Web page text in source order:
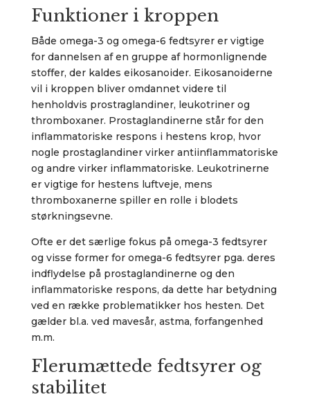
Funktioner i kroppen
Både omega-3 og omega-6 fedtsyrer er vigtige
for dannelsen af en gruppe af hormonlignende
stoffer, der kaldes eikosanoider. Eikosanoiderne
vil i kroppen bliver omdannet videre til
henholdvis prostraglandiner, leukotriner og
thromboxaner. Prostaglandinerne står for den
inflammatoriske respons i hestens krop, hvor
nogle prostaglandiner virker antiinflammatoriske
og andre virker inflammatoriske. Leukotrinerne
er vigtige for hestens luftveje, mens
thromboxanerne spiller en rolle i blodets
størkningsevne.
Ofte er det særlige fokus på omega-3 fedtsyrer
og visse former for omega-6 fedtsyrer pga. deres
indflydelse på prostaglandinerne og den
inflammatoriske respons, da dette har betydning
ved en række problematikker hos hesten. Det
gælder bl.a. ved mavesår, astma, forfangenhed
m.m.
Flerumættede fedtsyrer og
stabilitet